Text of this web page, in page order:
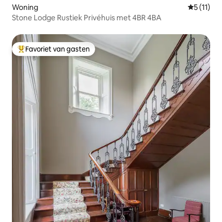
Woning
5 (11)
Stone Lodge Rustiek Privéhuis met 4BR 4BA
Topfavoriet van gasten
Favoriet van gasten